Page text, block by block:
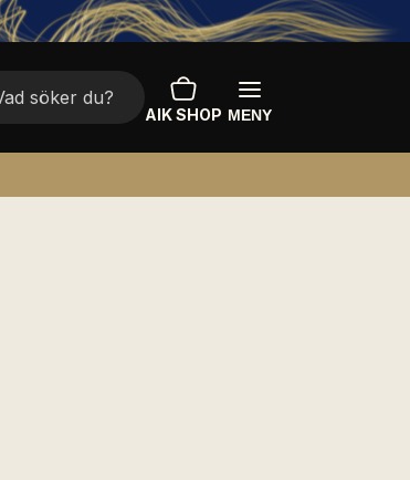
AIK SHOP MENY